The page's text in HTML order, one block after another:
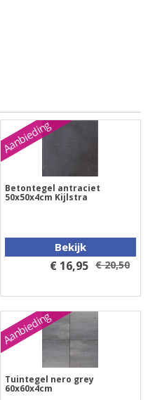
Aanbieding
Betontegel antraciet
50x50x4cm Kijlstra
Bekijk
€ 16,95 € 20,50
Aanbieding
Tuintegel nero grey
60x60x4cm